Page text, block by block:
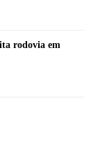
rodovia em